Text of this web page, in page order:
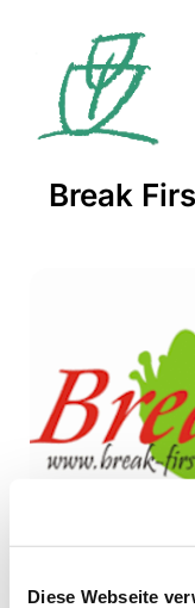
Diese Webseite
Break